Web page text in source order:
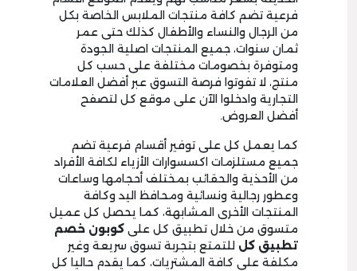
فرعية تضم كافة منتجات الملابس الخاصة بكل
من الرجال والنساء والأطفال كذلك حتى عمر
ثمان سنوات، جميع المنتجات اصلية الجودة
ومتوفرة بخصومات مختلفة على حسب كل
منتج، لا تفوتوا فرصة التسوق عبر أفضل العلامات
التجارية وادخلوا الآن على موقع كل لتصفح
أفضل العروض.
كما يعمل كل على توفير أقسام فرعية تضم
جميع مستلزمات اكسسوارات الأزياء لكافة الأفراد
من الأحذية والحقائب بمختلف أحجامها وساعات
وعطور رجالية ونسائية ومحافظ اليد وكافة
المنتجات الأخرى المشابهة، كما يحصل كل عميل
متسوق من خلال تطبيق كل على كوبون خصم
تطبيق كل للتمتع بتجربة تسوق سريعة وغير
مكلفة على كافة المشتريات، كما يقدم حاليا كل